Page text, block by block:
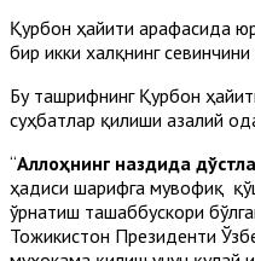
Қурбон ҳайити арафасида
бир икки халқнинг
Бу ташрифнинг Қурбон
суҳбатлар қилиши азалий
“Аллоҳнинг наздида
ҳадиси шарифга мувофиқ
ўрнатиш ташаббускори
Тожикистон Президенти